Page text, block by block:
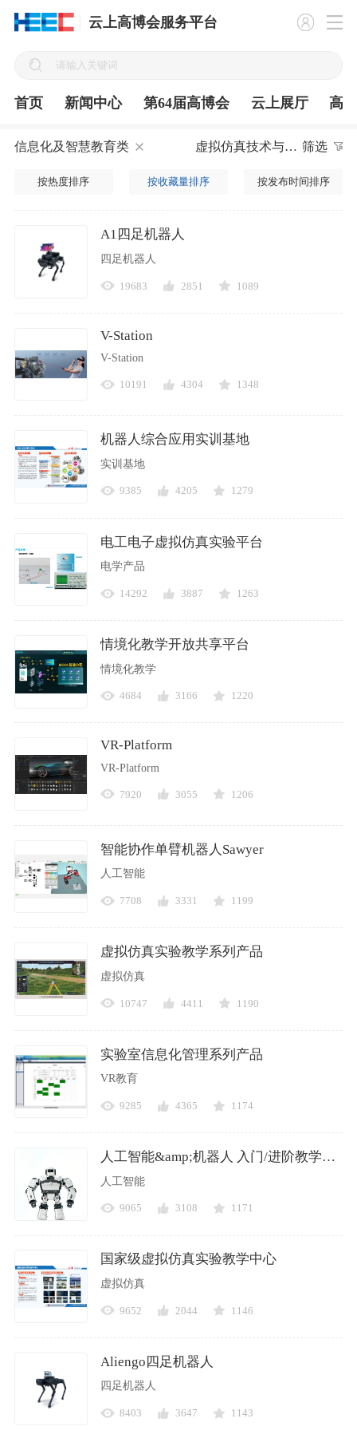
云上高博会服务平台
首页 新闻中心 第64届高博会 云上展厅 高
信息化及智慧教育类 虚拟仿真技术与虚拟实现系统 筛选
按热度排序 按收藏量排序 按发布时间排序
A1四足机器人
四足机器人
19683 2851 1089
V-Station
V-Station
10191 4304 1348
机器人综合应用实训基地
实训基地
9385 4205 1279
电工电子虚拟仿真实验平台
电学产品
14292 3887 1263
情境化教学开放共享平台
情境化教学
4684 3166 1220
VR-Platform
VR-Platform
7920 3055 1206
智能协作单臂机器人Sawyer
人工智能
7708 3331 1199
虚拟仿真实验教学系列产品
虚拟仿真
10747 4411 1190
实验室信息化管理系列产品
VR教育
9285 4365 1174
人工智能&amp;机器人 入门/进阶教学平台Yanshee
人工智能
9065 3108 1171
国家级虚拟仿真实验教学中心
虚拟仿真
9652 2044 1146
Aliengo四足机器人
四足机器人
8403 3647 1143